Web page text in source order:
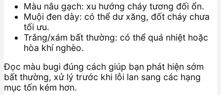
Màu nâu gạch: xu hướng cháy tương đối ổn.
Muội đen dày: có thể dư xăng, đốt cháy chưa
tối ưu.
Trắng/xám bất thường: có thể quá nhiệt hoặc
hòa khí nghèo.
Đọc màu bugi đúng cách giúp bạn phát hiện sớm
bất thường, xử lý trước khi lỗi lan sang các hạng
mục tốn kém hơn.